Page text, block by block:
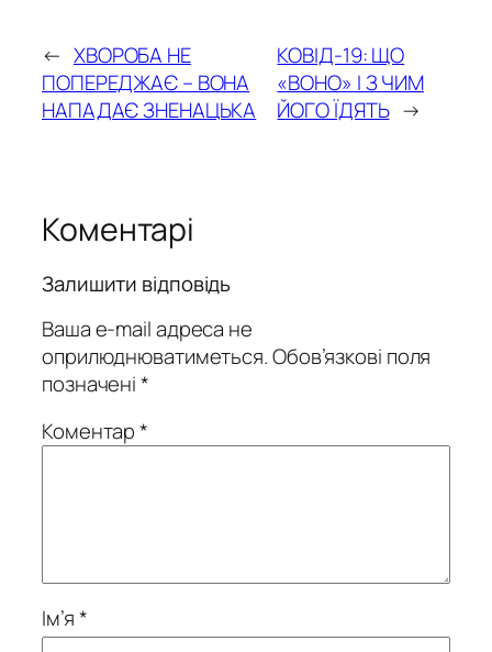
← ХВОРОБА НЕ
ПОПЕРЕДЖАЄ – ВОНА
НАПАДАЄ ЗНЕНАЦЬКА
КОВІД-19: ЩО
«ВОНО» І З ЧИМ
ЙОГО ЇДЯТЬ →
Коментарі
Залишити відповідь
Ваша e-mail адреса не
оприлюднюватиметься.Обов’язкові поля
позначені*
Коментар*
Ім’я*